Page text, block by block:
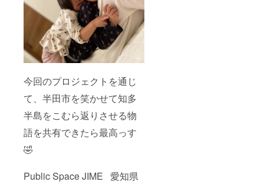
今回のプロジェクトを通じ
て、半田市を笑かせて知多
半島をこむら返りさせる物
語を共有できたら最高っす
🤣
Public Space JIME 愛知県